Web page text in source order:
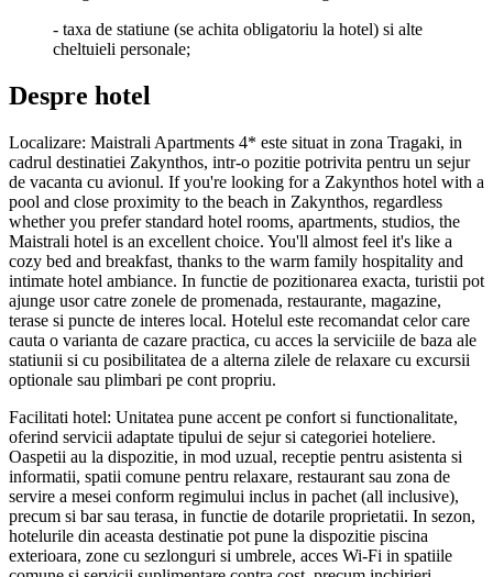
- taxa de statiune (se achita obligatoriu la hotel) si alte
cheltuieli personale;
Despre hotel
Localizare: Maistrali Apartments 4* este situat in zona Tragaki, in
cadrul destinatiei Zakynthos, intr-o pozitie potrivita pentru un sejur
de vacanta cu avionul. If you're looking for a Zakynthos hotel with a
pool and close proximity to the beach in Zakynthos, regardless
whether you prefer standard hotel rooms, apartments, studios, the
Maistrali hotel is an excellent choice. You'll almost feel it's like a
cozy bed and breakfast, thanks to the warm family hospitality and
intimate hotel ambiance. In functie de pozitionarea exacta, turistii pot
ajunge usor catre zonele de promenada, restaurante, magazine,
terase si puncte de interes local. Hotelul este recomandat celor care
cauta o varianta de cazare practica, cu acces la serviciile de baza ale
statiunii si cu posibilitatea de a alterna zilele de relaxare cu excursii
optionale sau plimbari pe cont propriu.
Facilitati hotel: Unitatea pune accent pe confort si functionalitate,
oferind servicii adaptate tipului de sejur si categoriei hoteliere.
Oaspetii au la dispozitie, in mod uzual, receptie pentru asistenta si
informatii, spatii comune pentru relaxare, restaurant sau zona de
servire a mesei conform regimului inclus in pachet (all inclusive),
precum si bar sau terasa, in functie de dotarile proprietatii. In sezon,
hotelurile din aceasta destinatie pot pune la dispozitie piscina
exterioara, zone cu sezlonguri si umbrele, acces Wi-Fi in spatiile